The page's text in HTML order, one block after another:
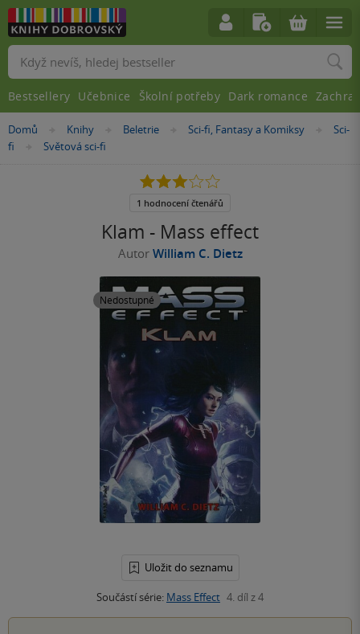
Nacházíte
se
Domů »Knihy »
Beletrie »
Sci-fi, Fantasy a Komiksy »
Sci-
fi
»
Světová sci-fi
Klam - Mass effect
Autor William C. Dietz
Nedostupné
Uložit do seznamu
Součástí série: Mass Effect 4. díl z 4
3.0
5
1 hodnocení čtenářů
Vyhledávání
Bestsellery Učebnice Školní potřeby Dark romance